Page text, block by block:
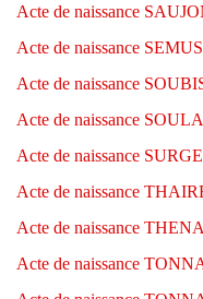
Acte de naissance
Acte de naissance
Acte de naissance
Acte de naissance
Acte de naissance
Acte de naissance
Acte de naissance
Acte de naissance